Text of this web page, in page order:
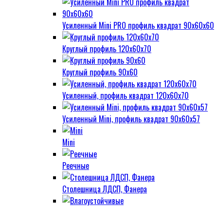
Усиленный Mini PRO профиль квадрат 90х60х60
Круглый профиль 120х60х70
Круглый профиль 90х60
Усиленный, профиль квадрат 120х60х70
Усиленный Mini, профиль квадрат 90х60х57
Mini
Реечные
Столешница ЛДСП, Фанера